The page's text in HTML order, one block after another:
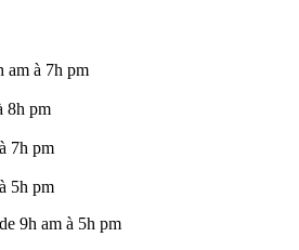
am à 7h pm
8h pm
7h pm
5h pm
9h am à 5h pm